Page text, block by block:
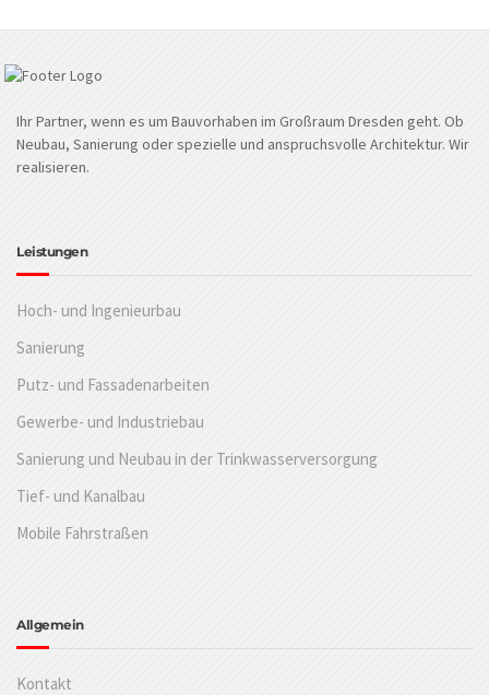
Ihr Partner, wenn es um Bauvorhaben im Großraum Dresden geht. Ob
Neubau, Sanierung oder spezielle und anspruchsvolle Architektur. Wir
realisieren.
Leistungen
Hoch- und Ingenieurbau
Sanierung
Putz- und Fassadenarbeiten
Gewerbe- und Industriebau
Sanierung und Neubau in der Trinkwasserversorgung
Tief- und Kanalbau
Mobile Fahrstraßen
Allgemein
Kontakt